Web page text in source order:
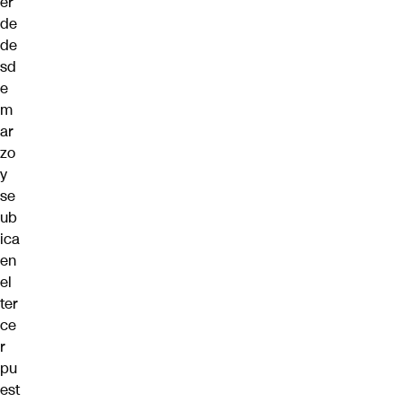
de
de
sd
e
m
ar
zo
y
se
ub
ica
en
el
ter
ce
r
pu
est